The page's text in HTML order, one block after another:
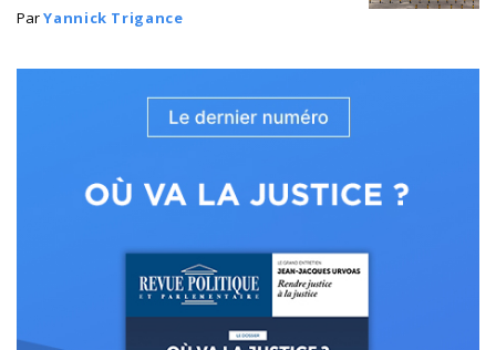
ParYannick Trigance